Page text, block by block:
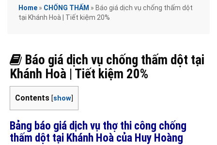
Home » CHỐNG THẤM » Báo giá dịch vụ chống thấm dột
tại Khánh Hoà | Tiết kiệm 20%
Báo giá dịch vụ chống thấm dột tại
Khánh Hoà | Tiết kiệm 20%
Contents [show]
Bảng báo giá dịch vụ thợ thi công chống
thấm dột tại Khánh Hoà của Huy Hoàng